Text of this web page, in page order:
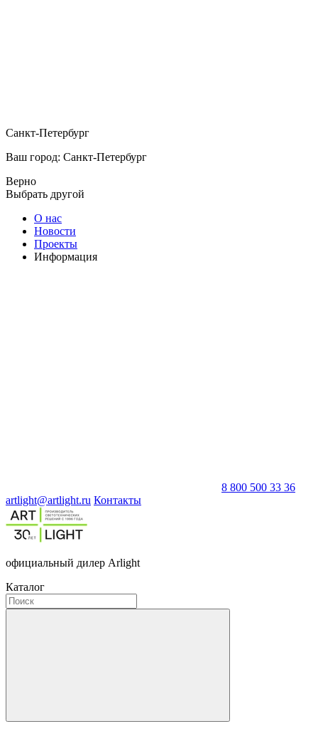
Санкт-Петербург
Ваш город: Санкт-Петербург
Верно
Выбрать другой
О нас
Новости
Проекты
Информация
8 800 500 33 36
artlight@artlight.ru Контакты
официальный дилер Arlight
Каталог